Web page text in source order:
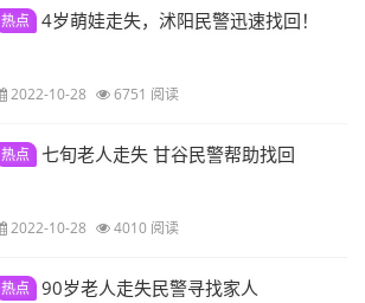
热点 4岁萌娃走失，沭阳民警迅速找回！
2022-10-28 6751 阅读
热点 七旬老人走失 甘谷民警帮助找回
2022-10-28 4010 阅读
热点 90岁老人走失民警寻找家人